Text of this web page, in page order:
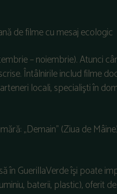
– noiembrie). Atunci
Întâlnirile includ filme
locali, specialişti în
„Demain” (Ziua de
în GuerillaVerde îşi poate
baterii, plastic), oferit